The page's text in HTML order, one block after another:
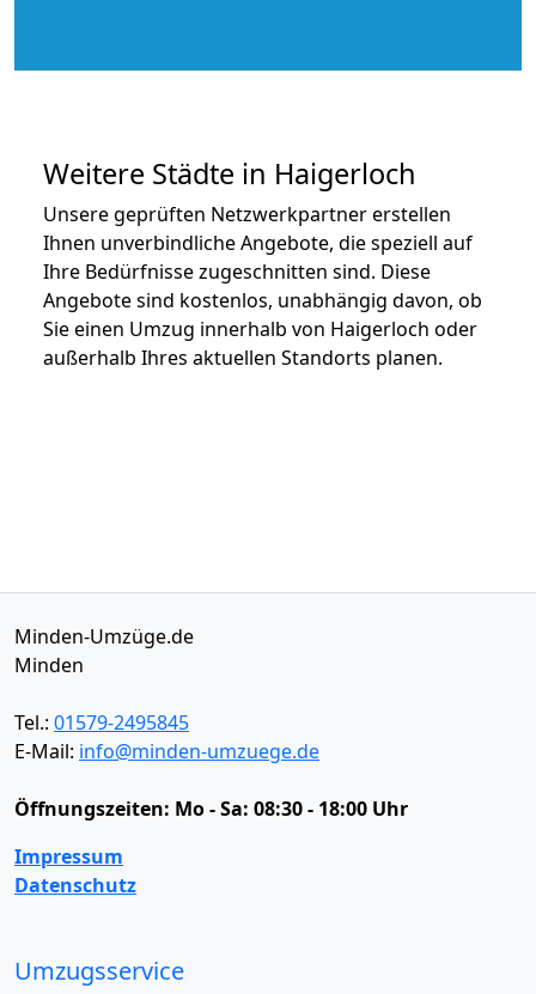
Weitere Städte in Haigerloch
Unsere geprüften Netzwerkpartner erstellen
Ihnen unverbindliche Angebote, die speziell auf
Ihre Bedürfnisse zugeschnitten sind. Diese
Angebote sind kostenlos, unabhängig davon, ob
Sie einen Umzug innerhalb von Haigerloch oder
außerhalb Ihres aktuellen Standorts planen.
Minden-Umzüge.de
Minden
Tel.: 01579-2495845
E-Mail: info@minden-umzuege.de
Öffnungszeiten: Mo - Sa: 08:30 - 18:00 Uhr
Impressum
Datenschutz
Umzugsservice